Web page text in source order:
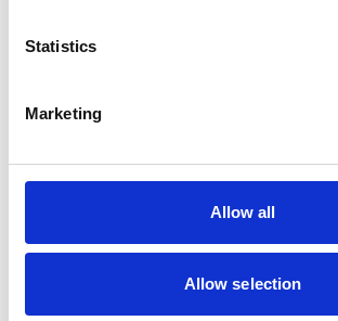
Statistics
Marketing
Allow all
Allow selection